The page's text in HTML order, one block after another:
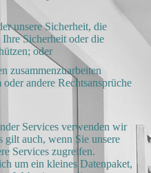
unsere Sicherheit, die
Sicherheit oder die
oder
zusammenzuarbeiten
andere Rechtsansprüche
Services verwenden wir
gilt auch, wenn Sie unsere
Services zugreifen.
um ein kleines Datenpaket,